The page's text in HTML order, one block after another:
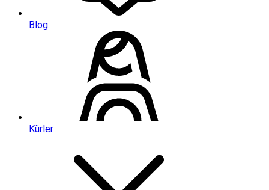
Blog
Kürler